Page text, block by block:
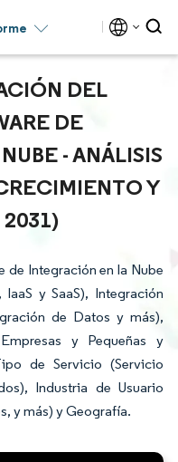
DEL
DE
- ANÁLISIS
Y
de Integración en la Nube
y SaaS), Integración
de Datos y más),
y Pequeñas y
de Servicio (Servicio
Industria de Usuario
y más) y Geografía.